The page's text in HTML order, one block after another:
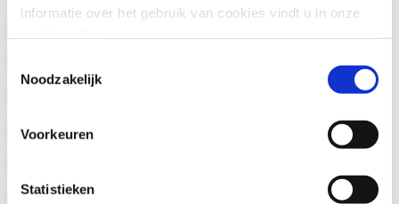
informatie over het gebruik van cookies vindt u in onze
Noodzakelijk
Voorkeuren
Statistieken
Voornaam(Vereist)
Organisatie(Vereist)
Waar ken je ons van?